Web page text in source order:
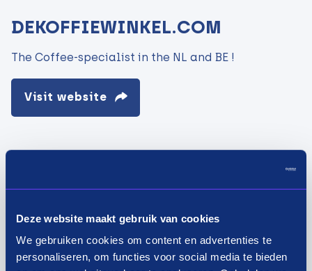
Deze website maakt gebruik van cookies
We gebruiken cookies om content en advertenties te
personaliseren, om functies voor social media te bieden
DEKOFFIEWINKEL.COM
The Coffee-specialist in the NL and BE !
Visit website